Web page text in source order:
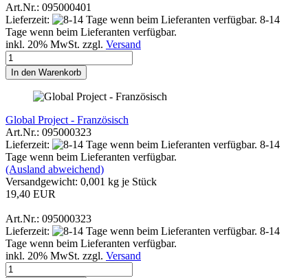
Art.Nr.: 095000401
Lieferzeit:
8-14
Tage wenn beim Lieferanten verfügbar.
inkl. 20% MwSt. zzgl. Versand
In den Warenkorb
Global Project - Französisch
Art.Nr.: 095000323
Lieferzeit:
8-14
Tage wenn beim Lieferanten verfügbar.
(Ausland abweichend)
Versandgewicht: 0,001 kg je Stück
19,40 EUR
Art.Nr.: 095000323
Lieferzeit:
8-14
Tage wenn beim Lieferanten verfügbar.
inkl. 20% MwSt. zzgl. Versand